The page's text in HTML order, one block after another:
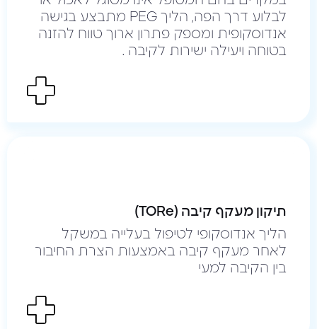
לבלוע דרך הפה, הליך PEG מתבצע בגישה
אנדוסקופית ומספק פתרון ארוך טווח להזנה
בטוחה ויעילה ישירות לקיבה .
תיקון מעקף קיבה (TORe)
הליך אנדוסקופי לטיפול בעלייה במשקל
לאחר מעקף קיבה באמצעות הצרת החיבור
בין הקיבה למעי